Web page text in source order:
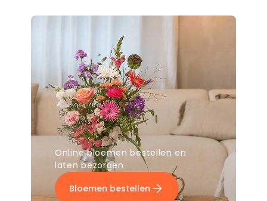
Online bloemen bestellen en
laten bezorgen
Bloemen bestellen